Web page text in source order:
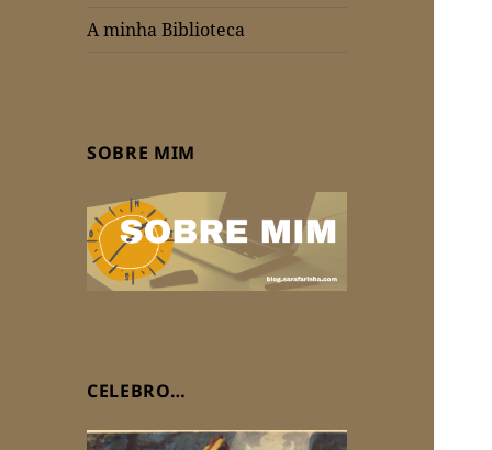
A minha Biblioteca
SOBRE MIM
CELEBRO…